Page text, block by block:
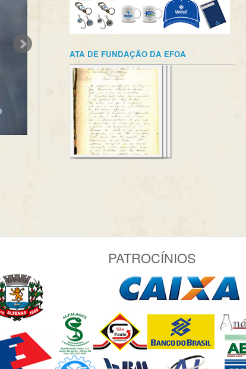
ATA DE FUNDAÇÃO DA EFOA
PATROCÍNIOS